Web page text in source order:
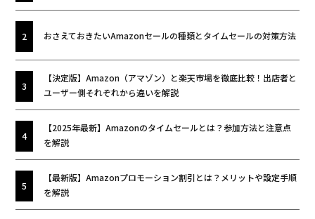
おさえておきたいAmazonセールの種類とタイムセールの対策方法
【決定版】Amazon（アマゾン）と楽天市場を徹底比較！出店者と
ユーザー側それぞれから違いを解説
【2025年最新】Amazonのタイムセールとは？参加方法と注意点
を解説
【最新版】Amazonプロモーション割引とは？メリットや設定手順
を解説